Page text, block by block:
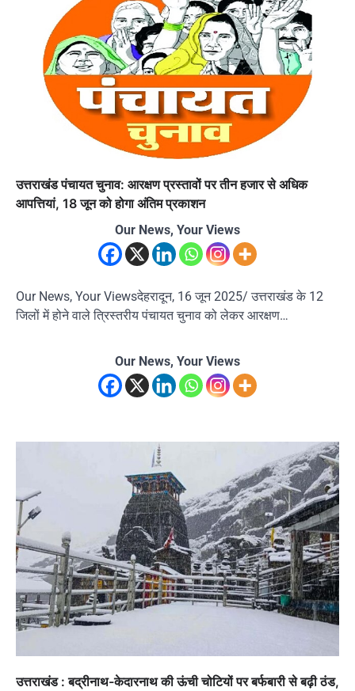
उत्तराखंड पंचायत चुनाव: आरक्षण प्रस्तावों पर तीन हजार से अधिक
आपत्तियां, 18 जून को होगा अंतिम प्रकाशन
Our News, Your Views
Our News, Your Viewsदेहरादून, 16 जून 2025/ उत्तराखंड के 12
जिलों में होने वाले त्रिस्तरीय पंचायत चुनाव को लेकर आरक्षण…
Our News, Your Views
उत्तराखंड : बद्रीनाथ-केदारनाथ की ऊंची चोटियों पर बर्फबारी से बढ़ी ठंड,